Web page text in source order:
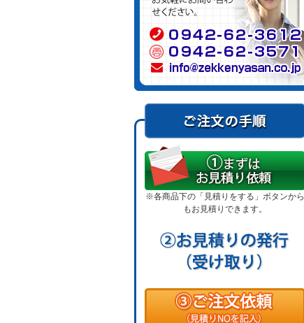
※各商品下の「見積りをする」ボタンから
もお見積りできます。